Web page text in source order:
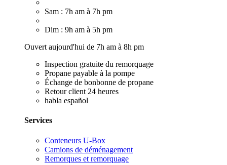
Sam : 7h am à 7h pm
Dim : 9h am à 5h pm
Ouvert aujourd'hui de 7h am à 8h pm
Inspection gratuite du remorquage
Propane payable à la pompe
Échange de bonbonne de propane
Retour client 24 heures
habla español
Services
Conteneurs U-Box
Camions de déménagement
Remorques et remorquage